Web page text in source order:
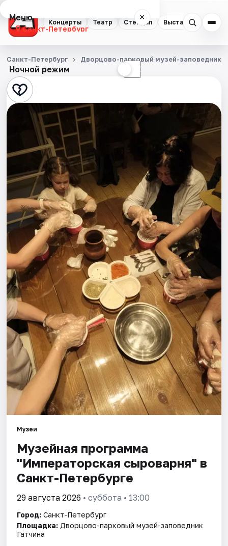
Концерты Театр Стендап Выставки
Меню ×
Санкт-Петербург
Концерты
Театр
Стендап
Выставки
Квесты
Экскурсии
Спорт
События
Города
Площадки
Артисты
Рейтинги
Ночной режим ☾
Санкт-Петербург Дворцово-парковый музей-заповедник
Музеи
Музейная программа
"Императорская сыроварня" в
Санкт-Петербурге
29 августа 2026 • суббота • 13:00
Город: Санкт-Петербург
Площадка: Дворцово-парковый музей-заповедник
Гатчина